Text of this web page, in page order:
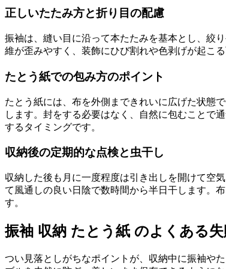
正しいたたみ方と折り目の配慮
振袖は、縫い目に沿って本たたみを基本とし、絞
維が歪みやすく、装飾にひび割れや色剥げが起こ
たとう紙での包み方のポイント
たとう紙には、布を外側まできれいに広げた状態
します。封をする必要はなく、自然に包むことで
するタイミングです。
収納後の定期的な点検と虫干し
収納した後も月に一度程度は引き出しを開けて空
て風通しの良い日陰で数時間から半日干します。
す。
振袖 収納 たとう紙 のよくある
つい見落としがちなポイントが、収納中に振袖や